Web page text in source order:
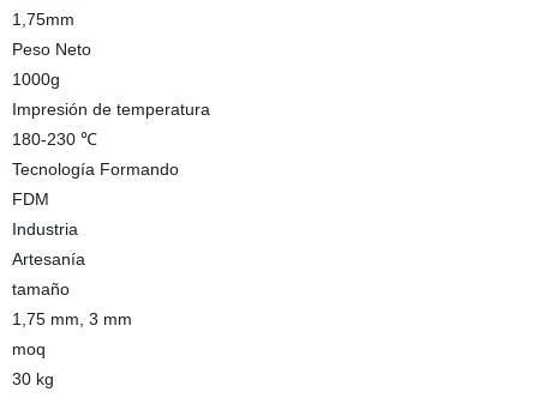
1,75mm
Peso Neto
1000g
Impresión de temperatura
180-230 ℃
Tecnología Formando
FDM
Industria
Artesanía
tamaño
1,75 mm, 3 mm
moq
30 kg